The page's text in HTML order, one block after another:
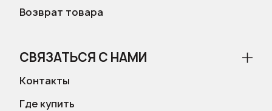
Возврат товара
СВЯЗАТЬСЯ С НАМИ
Контакты
Где купить